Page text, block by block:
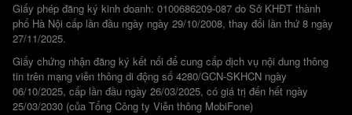
Giấy phép đăng ký kinh doanh: 0100686209-087 do Sở KHĐT thành
phố Hà Nội cấp lần đầu ngày ngày 29/10/2008, thay đổi lần thứ 8 ngày
27/11/2025.
Giấy chứng nhận đăng ký kết nối để cung cấp dịch vụ nội dung thông
tin trên mạng viễn thông di động số 4280/GCN-SKHCN ngày
06/10/2025, cấp lần đầu ngày 26/03/2025, có giá trị đến hết ngày
25/03/2030 (của Tổng Công ty Viễn thông MobiFone)